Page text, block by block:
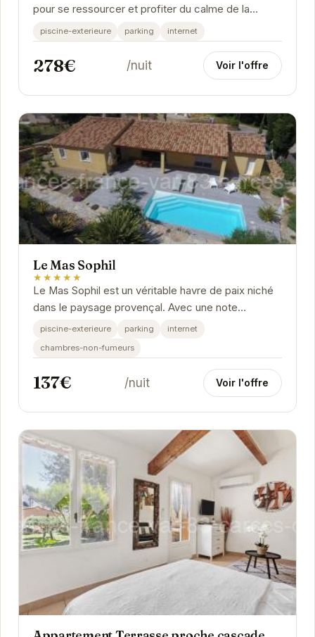
pour se ressourcer et profiter du calme de la
Provence.
piscine-exterieure parking internet
278€ /nuit Voir l'offre
Le Mas Sophil
★★★★★
Le Mas Sophil est un véritable havre de paix niché
dans le paysage provençal. Avec une note
exceptionnelle de 10/10 basée sur 18 avis, ce lieu...
piscine-exterieure parking
internet
chambres-non-fumeurs
137€ /nuit Voir l'offre